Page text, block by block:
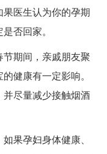
医生认为你的孕期
否回家。
期间，亲戚朋友聚
健康有一定影响。
尽量减少接触烟酒
果孕妇身体健康、